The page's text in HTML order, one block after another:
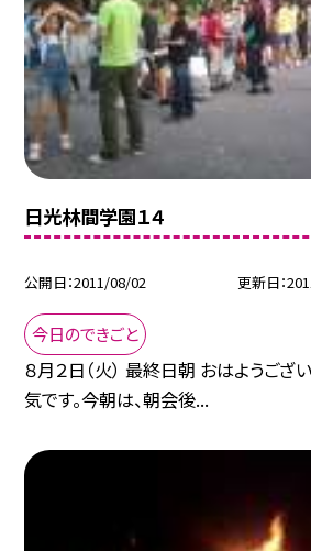
日光林間学園１４
公開日 2011/08/02 更新日
今日のできごと
８月２日（火） 最終日朝 おはようござ
気です。今朝は、朝会後...